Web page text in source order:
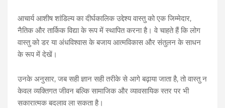
आचार्य आशीष शांडिल्य का दीर्घकालिक उद्देश्य वास्तु को एक जिम्मेदार,
नैतिक और तार्किक विद्या के रूप में स्थापित करना है। वे चाहते हैं कि लोग
वास्तु को डर या अंधविश्वास के बजाय आत्मविकास और संतुलन के साधन
के रूप में देखें।
उनके अनुसार, जब सही ज्ञान सही तरीके से आगे बढ़ाया जाता है, तो वास्तु न
केवल व्यक्तिगत जीवन बल्कि सामाजिक और व्यावसायिक स्तर पर भी
सकारात्मक बदलाव ला सकता है।